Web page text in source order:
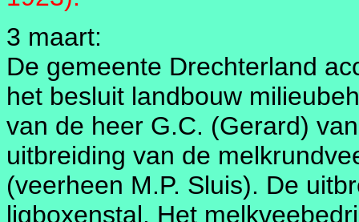
3 maart:
De gemeente Drechterland
het besluit landbouw
van de heer G.C. (Gerard)
uitbreiding van de
(veerheen M.P. Sluis). De
ligboxenstal. Het